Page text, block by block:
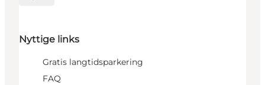
Nyttige links
Gratis langtidsparkering
FAQ